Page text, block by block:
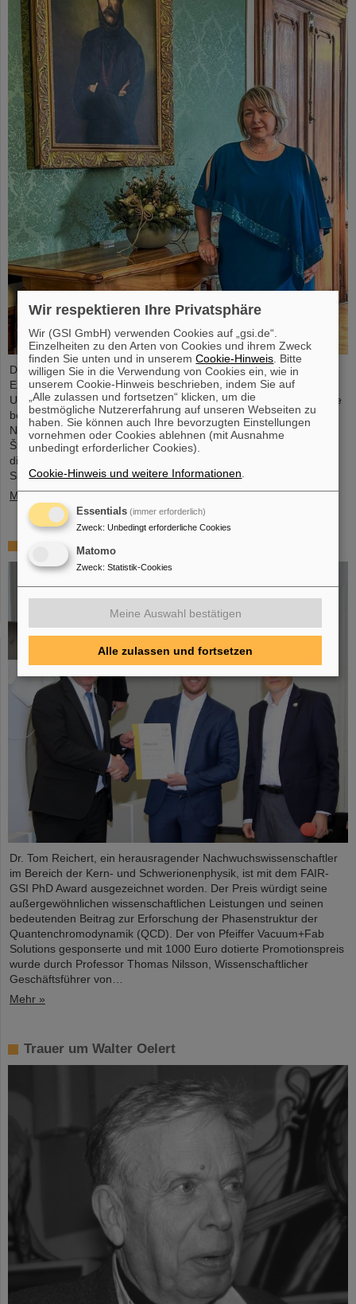
Die Physikerin und Geologin Livia Ludhova, Professorin für
Experimentelle Neutrinophysik an der Johannes Gutenberg-
Universität Mainz und Leiterin der gemeinsamen Neutrino-Gruppe
bei GSI sowie Leiterin des DFG-Förderprojekts FAIR-Research
NRW, wurde vor Kurzem mit dem slowakischen Orden Ľudovít
Štúr, 2. Klasse, Zivilabteilung, geehrt. Die feierliche Verleihung
dieser hohen Auszeichnung fand durch den Präsidenten der
Slowakischen Republik, Peter Pellegrini, in Bratislava statt.
Mehr »
FAIR-GSI-Promotionspreis für Dr. Tom Reichert
Dr. Tom Reichert, ein herausragender Nachwuchswissenschaftler
im Bereich der Kern- und Schwerionenphysik, ist mit dem FAIR-
GSI PhD Award ausgezeichnet worden. Der Preis würdigt seine
außergewöhnlichen wissenschaftlichen Leistungen und seinen
bedeutenden Beitrag zur Erforschung der Phasenstruktur der
Quantenchromodynamik (QCD). Der von Pfeiffer Vacuum+Fab
Solutions gesponserte und mit 1000 Euro dotierte Promotionspreis
wurde durch Professor Thomas Nilsson, Wissenschaftlicher
Geschäftsführer von…
Mehr »
Trauer um Walter Oelert
Wir respektieren Ihre Privatsphäre
Wir (GSI GmbH) verwenden Cookies auf „gsi.de“.
Einzelheiten zu den Arten von Cookies und ihrem Zweck
finden Sie unten und in unseremCookie-Hinweis . Bitte
willigen Sie in die Verwendung von Cookies ein, wie in
unserem Cookie-Hinweis beschrieben, indem Sie auf
„Alle zulassen und fortsetzen“ klicken, um die
bestmögliche Nutzererfahrung auf unseren Webseiten zu
haben. Sie können auch Ihre bevorzugten Einstellungen
vornehmen oder Cookies ablehnen (mit Ausnahme
unbedingt erforderlicher Cookies).
Cookie-Hinweis und weitere Informationen
Essentials (immer erforderlich)
Zweck: Unbedingt erforderliche Cookies
Matomo
Zweck: Statistik-Cookies
Meine Auswahl bestätigen
Alle zulassen und fortsetzen